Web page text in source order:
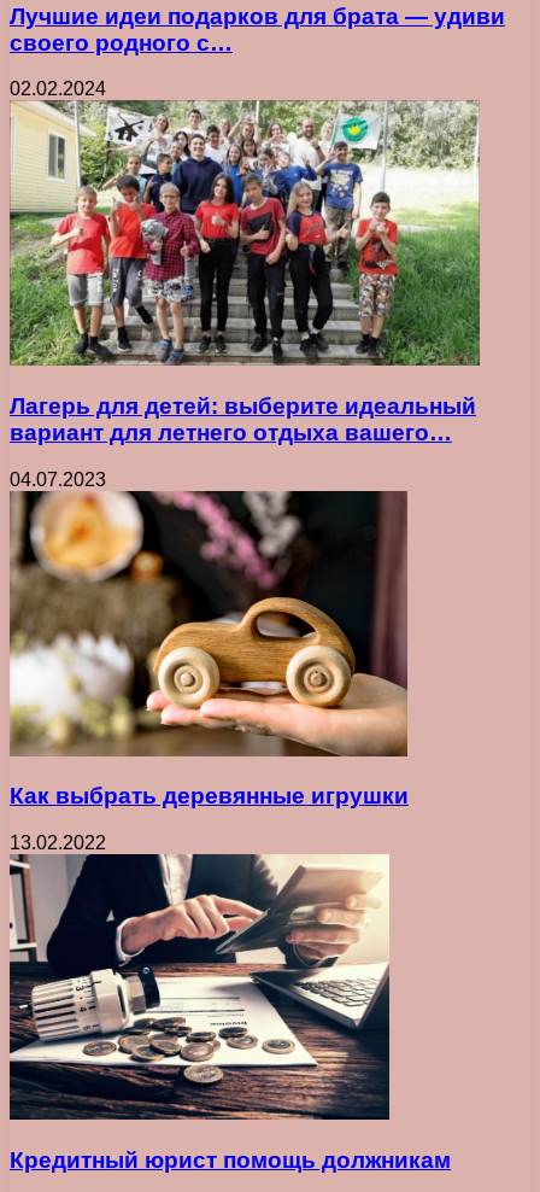
Лучшие идеи подарков для брата — удиви
своего родного с…
02.02.2024
Лагерь для детей: выберите идеальный
вариант для летнего отдыха вашего…
04.07.2023
Как выбрать деревянные игрушки
13.02.2022
Кредитный юрист помощь должникам